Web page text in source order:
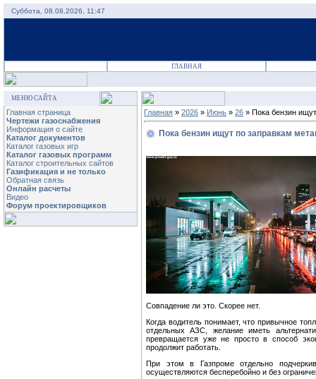
Суббота, 08.08.2026, 11:47
ГЛАВНАЯ
МЕНЮ САЙТА
Главная страница
Чертежи газоснабжения
Информация о сайте
Каталог документов
Каталог газовых игр
Каталог газовых программ
Каталог строительных сайтов
Газификация и не только
Обратная связь
Онлайн расчеты
Видео
Форум проектировщиков
Главная » 2026 » Июнь » 26 » Пока бензин
Пока бензин ищут по заправкам
Совпадение ли это. Скорее нет.
Когда водитель понимает, что привычное
отдельных АЗС, желание иметь
превращается уже не просто в способ
продолжит работать.
При этом в Газпроме отдельно
осуществляются бесперебойно и без